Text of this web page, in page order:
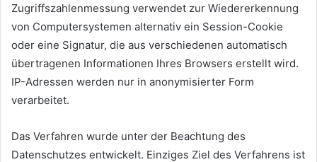
Zugriffszahlenmessung verwendet zur Wiedererkennung
von Computersystemen alternativ ein Session-Cookie
oder eine Signatur, die aus verschiedenen automatisch
übertragenen Informationen Ihres Browsers erstellt wird.
IP-Adressen werden nur in anonymisierter Form
verarbeitet.
Das Verfahren wurde unter der Beachtung des
Datenschutzes entwickelt. Einziges Ziel des Verfahrens ist